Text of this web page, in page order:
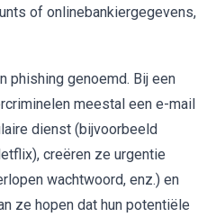
of onlinebankiergegevens,
phishing genoemd. Bij een
meestal een e-mail
dienst (bijvoorbeeld
creëren ze urgentie
wachtwoord, enz.) en
ze hopen dat hun potentiële